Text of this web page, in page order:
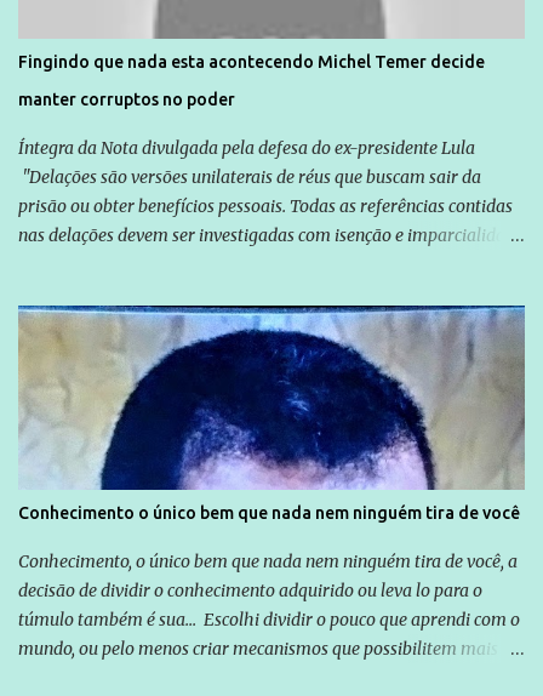
direitos violados. Leia mais: Anistia Internacional cobra do Brasil
solução do caso Amarildo - Terra Brasil
Fingindo que nada esta acontecendo Michel Temer decide
manter corruptos no poder
Íntegra da Nota divulgada pela defesa do ex-presidente Lula
"Delações são versões unilaterais de réus que buscam sair da
prisão ou obter benefícios pessoais. Todas as referências contidas
nas delações devem ser investigadas com isenção e imparcialidade
Globo manteve com o Grupo Odebrecht, citada na delação de
Emílio Odebrecht. Lula sempre atuou para promover o Brasil no
exterior, e não para promover determinadas empresas ou
empresários" Assina a nota o advogado Cristiano Zanin Martins
Conhecimento o único bem que nada nem ninguém tira de você
Conhecimento, o único bem que nada nem ninguém tira de você, a
decisão de dividir o conhecimento adquirido ou leva lo para o
túmulo também é sua... Escolhi dividir o pouco que aprendi com o
mundo, ou pelo menos criar mecanismos que possibilitem mais e